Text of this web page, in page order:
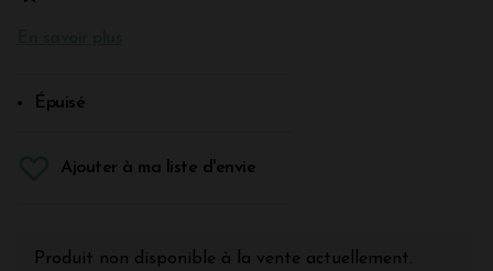
Épuisé
Ajouter à ma liste d'envie
Produit non disponible à la vente actuellement.